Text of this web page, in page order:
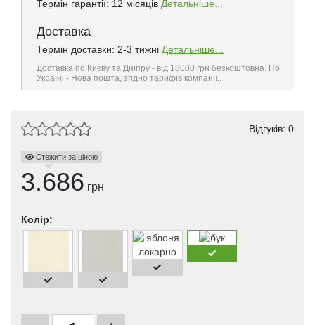
Термін гарантії: 12 місяців Детальніше...
Доставка
Термін доставки: 2-3 тижні Детальніше...
Доставка по Києву та Дніпру - від 18000 грн безкоштовна. По
Україні - Нова пошта, згідно тарифів компанії..
Відгуків: 0
Стежити за ціною
3.686 грн
Колір: